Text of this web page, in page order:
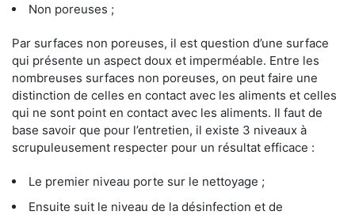
Non poreuses ;
Par surfaces non poreuses, il est question d’une surface
qui présente un aspect doux et imperméable. Entre les
nombreuses surfaces non poreuses, on peut faire une
distinction de celles en contact avec les aliments et celles
qui ne sont point en contact avec les aliments. Il faut de
base savoir que pour l’entretien, il existe 3 niveaux à
scrupuleusement respecter pour un résultat efficace :
Le premier niveau porte sur le nettoyage ;
Ensuite suit le niveau de la désinfection et de